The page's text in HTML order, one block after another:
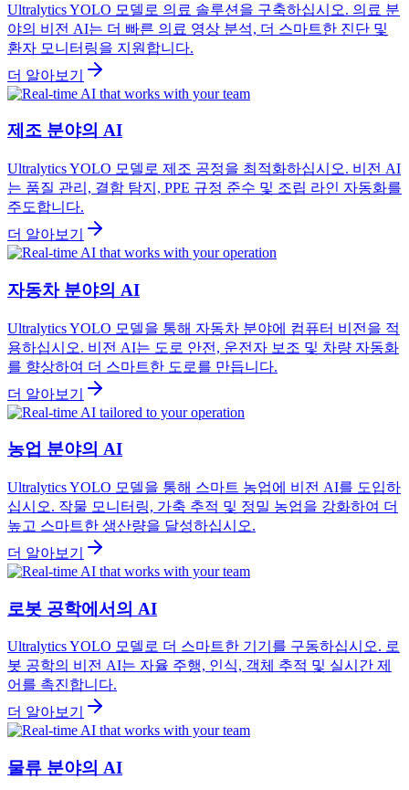
Ultralytics YOLO 모델로 의료 솔루션을 구축하십시오. 의료 분
야의 비전 AI는 더 빠른 의료 영상 분석, 더 스마트한 진단 및
환자 모니터링을 지원합니다.
더 알아보기
제조 분야의 AI
Ultralytics YOLO 모델로 제조 공정을 최적화하십시오. 비전 AI
는 품질 관리, 결함 탐지, PPE 규정 준수 및 조립 라인 자동화를
주도합니다.
더 알아보기
자동차 분야의 AI
Ultralytics YOLO 모델을 통해 자동차 분야에 컴퓨터 비전을 적
용하십시오. 비전 AI는 도로 안전, 운전자 보조 및 차량 자동화
를 향상하여 더 스마트한 도로를 만듭니다.
더 알아보기
농업 분야의 AI
Ultralytics YOLO 모델을 통해 스마트 농업에 비전 AI를 도입하
십시오. 작물 모니터링, 가축 추적 및 정밀 농업을 강화하여 더
높고 스마트한 생산량을 달성하십시오.
더 알아보기
로봇 공학에서의 AI
Ultralytics YOLO 모델로 더 스마트한 기기를 구동하십시오. 로
봇 공학의 비전 AI는 자율 주행, 인식, 객체 추적 및 실시간 제
어를 촉진합니다.
더 알아보기
물류 분야의 AI